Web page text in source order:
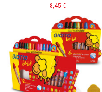
8,45 €